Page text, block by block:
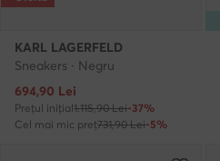
KARL LAGERFELD
Sneakers · Negru
Prețul actual
694,90 Lei
Prețul inițial1.115,90 Lei-37%
Cel mai mic preț731,90 Lei-5%